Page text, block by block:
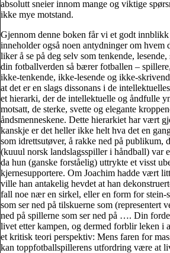
absolutt sneier innom mange og viktige
ikke mye motstand.
Gjennom denne boken får vi et godt
inneholder også noen antydninger om hvem
liker å se på deg selv som tenkende,
din fotballverden så bærer fotballen –
ikke-tenkende, ikke-lesende og ikke-
at det er en slags dissonans i de
et hierarki, der de intellektuelle og åndfulle
motsatt, de sterke, svette og elegante
åndsmenneskene. Dette hierarkiet har vært
kanskje er det heller ikke helt hva det en
som idrettsutøver, å rakke ned på
(kuuul norsk landslagsspiller i håndball) var
da hun (ganske forståelig) uttrykte et visst
kjernesupportere. Om Joachim hadde vært
ville han antakelig hevdet at han
fall noe nær en sirkel, eller en form for
som ser ned på tilskuerne som (representert
ned på spillerne som ser ned på …. Din
livet etter kampen, og dermed forblir leken i
et kritisk teori perspektiv: Mens faren for
kan toppfotballspillerens utfordring være at